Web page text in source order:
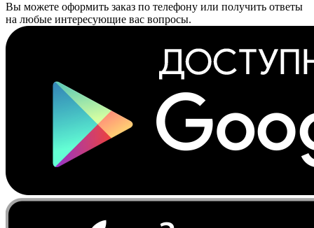
Вы можете оформить заказ по телефону или получить ответы
на любые интересующие вас вопросы.